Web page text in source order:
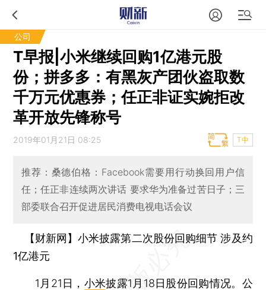
公司
T早报|小米继续回购1亿港元股
份；拼多多：有黑灰产团伙盗取数
千万元优惠券；任正非证实婉拒改
革开放先锋称号
2019年01月21日 08:25 T中
推荐：桑德伯格：Facebook需要用行动换回用户信
任；任正非连续两次讲话 要求华为准备过苦日子；三
部委联合召开促进居民消费电视电话会议
【财新网】小米披露第二次股份回购细节 涉及约
1亿港元
1月21日， 小米披露1月18日股份回购情况。公